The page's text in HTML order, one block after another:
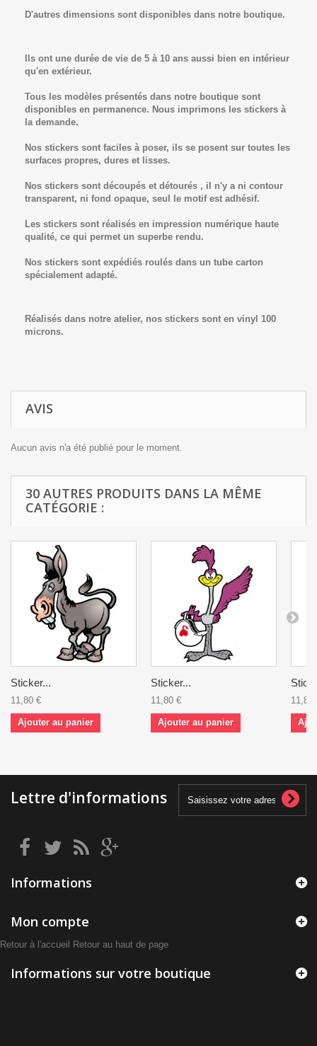
D'autres dimensions sont disponibles dans notre boutique.
Ils ont une durée de vie de 5 à 10 ans aussi bien en intérieur
qu'en extérieur.
Tous les modèles présentés dans notre boutique sont
disponibles en permanence. Nous imprimons les stickers à
la demande.
Nos stickers sont faciles à poser, ils se posent sur toutes les
surfaces propres, dures et lisses.
Nos stickers sont découpés et détourés , il n'y a ni contour
transparent, ni fond opaque, seul le motif est adhésif.
Les stickers sont réalisés en impression numérique haute
qualité, ce qui permet un superbe rendu.
Nos stickers sont expédiés roulés dans un tube carton
spécialement adapté.
Réalisés dans notre atelier, nos stickers sont en vinyl 100
microns.
AVIS
Aucun avis n'a été publié pour le moment.
30 AUTRES PRODUITS DANS LA MÊME
CATÉGORIE :
Sticker...
11,80 €
Ajouter au panier
Sticker...
11,80 €
Ajouter au panier
11,80
Lettre d'informations
Informations
Mon compte
Retour à l'accueil Retour au haut de page
Informations sur votre boutique